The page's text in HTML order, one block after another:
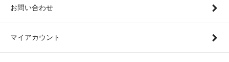
お問い合わせ
マイアカウント